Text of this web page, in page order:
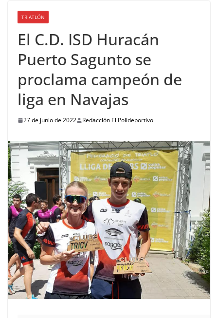
TRIATLÓN
El C.D. ISD Huracán
Puerto Sagunto se
proclama campeón de
liga en Navajas
27 de junio de 2022 Redacción El Polideportivo